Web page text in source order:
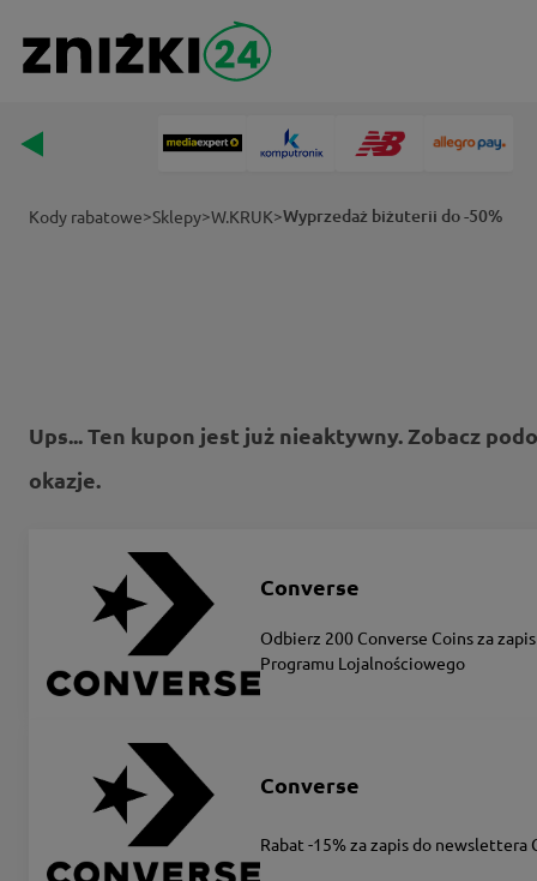
Kody rabatowe>Sklepy>W.KRUK>Wyprzedaż biżuterii do -50%
Ups... Ten kupon jest już nieaktywny. Zobacz
okazje.
Converse
Odbierz 200 Converse Coins za
Programu Lojalnościowego
Converse
Rabat -15% za zapis do newslettera